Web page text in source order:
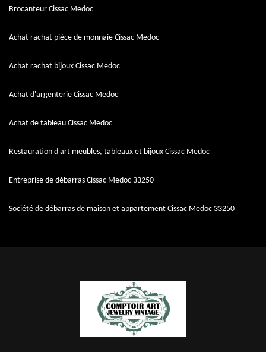
Brocanteur Cissac Medoc
Achat rachat pièce de monnaie Cissac Medoc
Achat rachat bijoux Cissac Medoc
Achat d'argenterie Cissac Medoc
Achat de tableau Cissac Medoc
Restauration d'art meubles, tableaux et bijoux Cissac Medoc
Entreprise de débarras Cissac Medoc 33250
Société de débarras de maison et appartement Cissac Medoc 33250